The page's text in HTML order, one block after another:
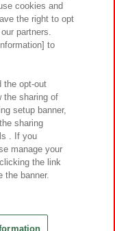
サイトポリシー
ティ方針と検証結果
質問・お問い合わせ
Inc.
Reserved.
cookies and
the right to opt
partners.
to
the opt-out
the sharing of
setup banner,
sharing
. If you
manage your
the link
the banner.